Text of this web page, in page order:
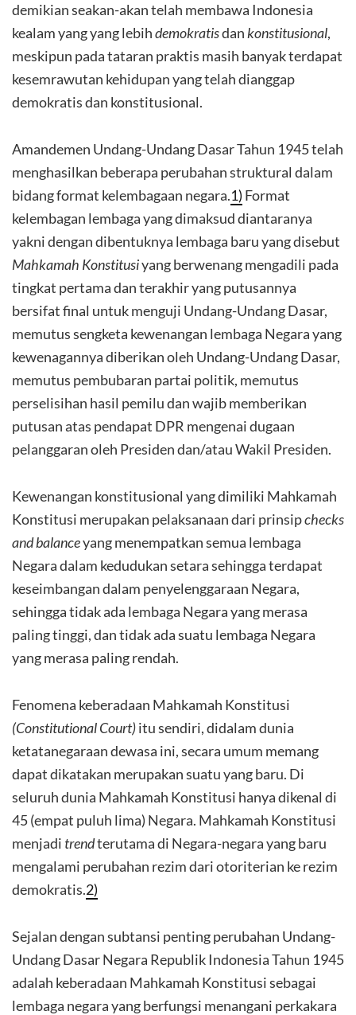
demikian seakan-akan telah membawa Indonesia
kealam yang yang lebihdemokratisdankonstitusional,
meskipun pada tataran praktis masih banyak terdapat
kesemrawutan kehidupan yang telah dianggap
demokratis dan konstitusional.
Amandemen Undang-Undang Dasar Tahun 1945 telah
menghasilkan beberapa perubahan struktural dalam
bidang format kelembagaan negara.1) Format
kelembagan lembaga yang dimaksud diantaranya
yakni dengan dibentuknya lembaga baru yang disebut
Mahkamah Konstitusiyang berwenang mengadili pada
tingkat pertama dan terakhir yang putusannya
bersifat final untuk menguji Undang-Undang Dasar,
memutus sengketa kewenangan lembaga Negara yang
kewenagannya diberikan oleh Undang-Undang Dasar,
memutus pembubaran partai politik, memutus
perselisihan hasil pemilu dan wajib memberikan
putusan atas pendapat DPR mengenai dugaan
pelanggaran oleh Presiden dan/atau Wakil Presiden.
Kewenangan konstitusional yang dimiliki Mahkamah
Konstitusi merupakan pelaksanaan dari prinsipchecks
and balanceyang menempatkan semua lembaga
Negara dalam kedudukan setara sehingga terdapat
keseimbangan dalam penyelenggaraan Negara,
sehingga tidak ada lembaga Negara yang merasa
paling tinggi, dan tidak ada suatu lembaga Negara
yang merasa paling rendah.
Fenomena keberadaan Mahkamah Konstitusi
(Constitutional Court)itu sendiri, didalam dunia
ketatanegaraan dewasa ini, secara umum memang
dapat dikatakan merupakan suatu yang baru. Di
seluruh dunia Mahkamah Konstitusi hanya dikenal di
45 (empat puluh lima) Negara. Mahkamah Konstitusi
menjadi trendterutama di Negara-negara yang baru
mengalami perubahan rezim dari otoriterian ke rezim
demokratis.2)
Sejalan dengan subtansi penting perubahan Undang-
Undang Dasar Negara Republik Indonesia Tahun 1945
adalah keberadaan Mahkamah Konstitusi sebagai
lembaga negara yang berfungsi menangani perkakara